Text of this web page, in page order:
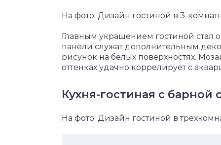
На фото: Дизайн гостиной в 3-
Главным украшением гостиной
панели служат дополнительным
рисунок на белых поверхностях.
оттенках удачно коррелирует с
Кухня-гостиная с барной
На фото: Дизайн гостиной в